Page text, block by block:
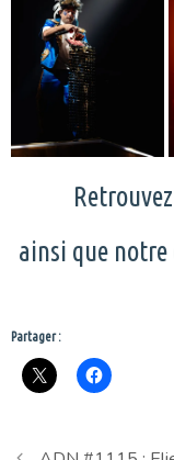
ainsi que
Partager :